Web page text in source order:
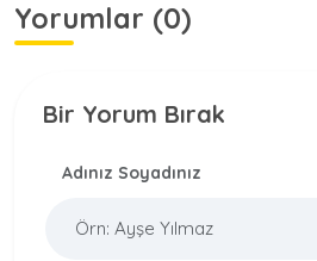
Yorumlar (0)
Bir Yorum Bırak
Adınız Soyadınız